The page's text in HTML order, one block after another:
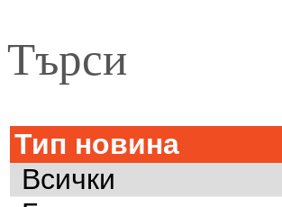
Търси
Тип новина
Всички